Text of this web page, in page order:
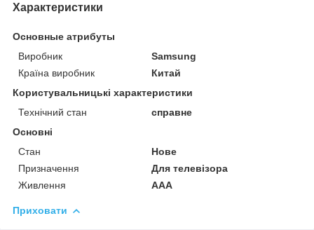
Характеристики
Основные атрибуты
Виробник
Samsung
Країна виробник
Китай
Користувальницькі характеристики
Технічний стан
справне
Основні
Стан
Нове
Призначення
Для телевізора
Живлення
AAA
Приховати